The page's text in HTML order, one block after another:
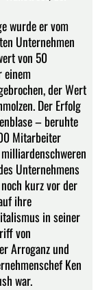
wurde er vom
Unternehmen
von 50
einem
der Wert
Der Erfolg
– beruhte
Mitarbeiter
Unternehmens
kurz vor der
ihre
in seiner
von
Arroganz und
Ken
war.